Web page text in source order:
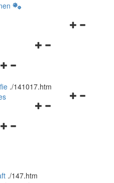
Navigationsmenü
Navigationsmenü
und
schließen
./141017.htm
Navigationsmenü
Navigationsmenü
./147.htm